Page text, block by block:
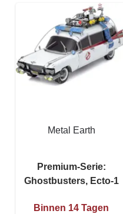
Metal Earth
Premium-Serie:
Ghostbusters, Ecto-1
Binnen 14 Tagen